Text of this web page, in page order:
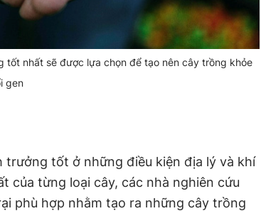
tốt nhất sẽ được lựa chọn để tạo nên cây trồng khỏe
gen
trưởng tốt ở những điều kiện địa lý và khí
của từng loại cây, các nhà nghiên cứu
phù hợp nhằm tạo ra những cây trồng